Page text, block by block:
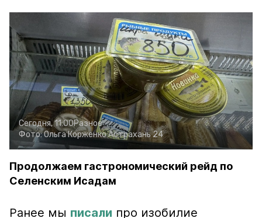
Сегодня, 11:00Разное
Фото:Ольга КорженкоАстрахань 24
Продолжаем гастрономический рейд по
Селенским Исадам
Ранее мы писали про изобилие